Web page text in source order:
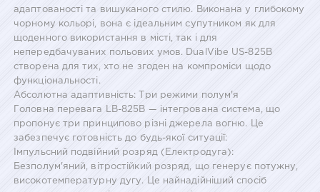
адаптованості та вишуканого стилю. Виконана у глибокому
чорному кольорі, вона є ідеальним супутником як для
щоденного використання в місті, так і для
непередбачуваних польових умов. DualVibe US-825B
створена для тих, хто не згоден на компроміси щодо
функціональності.
Абсолютна адаптивність: Три режими полум'я
Головна перевага LB-825B — інтегрована система, що
пропонує три принципово різні джерела вогню. Це
забезпечує готовність до будь-якої ситуації:
Імпульсний подвійний розряд (Електродуга):
Безполум'яний, вітростійкий розряд, що генерує потужну,
високотемпературну дугу. Це найнадійніший спосіб